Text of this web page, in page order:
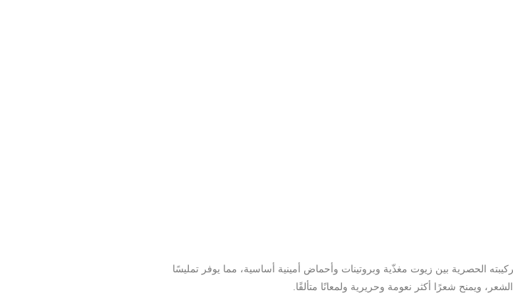
الحصرية بين زيوت مغذّية وبروتينات وأحماض أمينية أساسية، مما يوفر تمليسًا
ويمنح شعرًا أكثر نعومة وحريرية ولمعانًا متألقًا.